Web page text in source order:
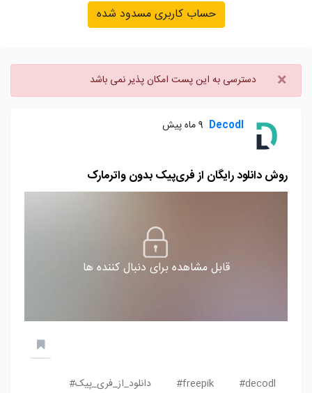
حساب کاربری مسدود شده
× دسترسی به این پست امکان پذیر نمی باشد
Decodl 9 ماه پیش
روش دانلود رایگان از فری‌‎پیک بدون واترمارک
قابل مشاهده برای دنبال کننده ها
decodl#
freepik# دانلود_از_فری_پیک#